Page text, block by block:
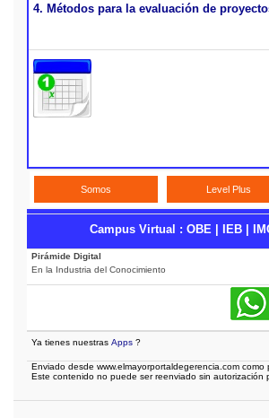
4. Métodos para la evaluación de
Somos Level Plus
Campus Virtual : OBE | IEB |
Pirámide Digital
En la Industria del Conocimiento
Ya tienes nuestras Apps ?
Enviado desde www.elmayorportaldegerencia.com
Este contenido no puede ser reenviado sin autorización